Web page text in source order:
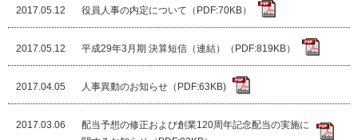
2017.05.12 役員人事の内定について（PDF:70KB）
2017.05.12 平成29年3月期 決算短信（連結）（PDF:819KB）
2017.04.05 人事異動のお知らせ（PDF:63KB)
2017.03.06
配当予想の修正および創業120周年記念配当の実施に